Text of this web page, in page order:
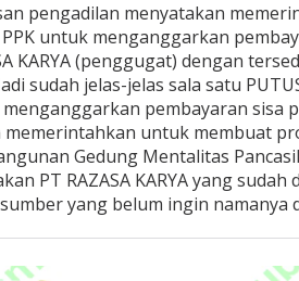
pengadilan menyatakan
untuk menganggarkan
KARYA (penggugat) dengan
sudah jelas-jelas sala satu
pembayaran sisa
memerintahkan untuk membuat
Gedung Mentalitas
PT RAZASA KARYA yang sudah
yang belum ingin namanya